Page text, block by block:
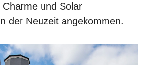
und Solar
der Neuzeit angekommen.